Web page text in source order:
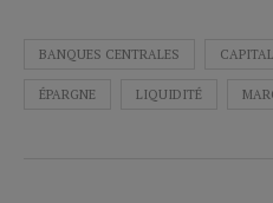
BANQUES CENTRALES CAPITAL
ÉPARGNE LIQUIDITÉ